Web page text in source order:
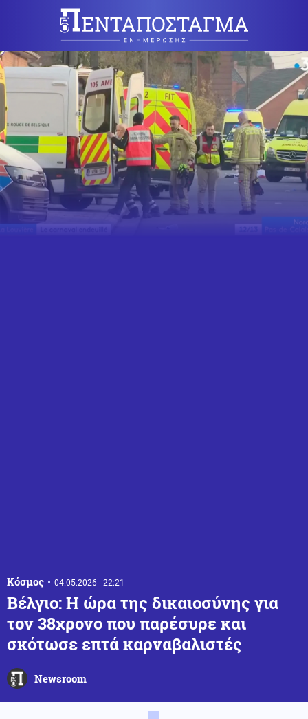
Κόσμος 04.05.2026 - 22:21
Βέλγιο: Η ώρα της δικαιοσύνης για
τον 38χρονο που παρέσυρε και
σκότωσε επτά καρναβαλιστές
Newsroom